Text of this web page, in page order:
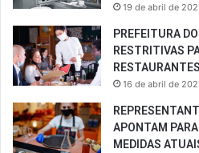
19 de abril de
PREFEITURA
RESTRITIVAS
RESTAURANTES
16 de abril de
APONTAM
MEDIDAS